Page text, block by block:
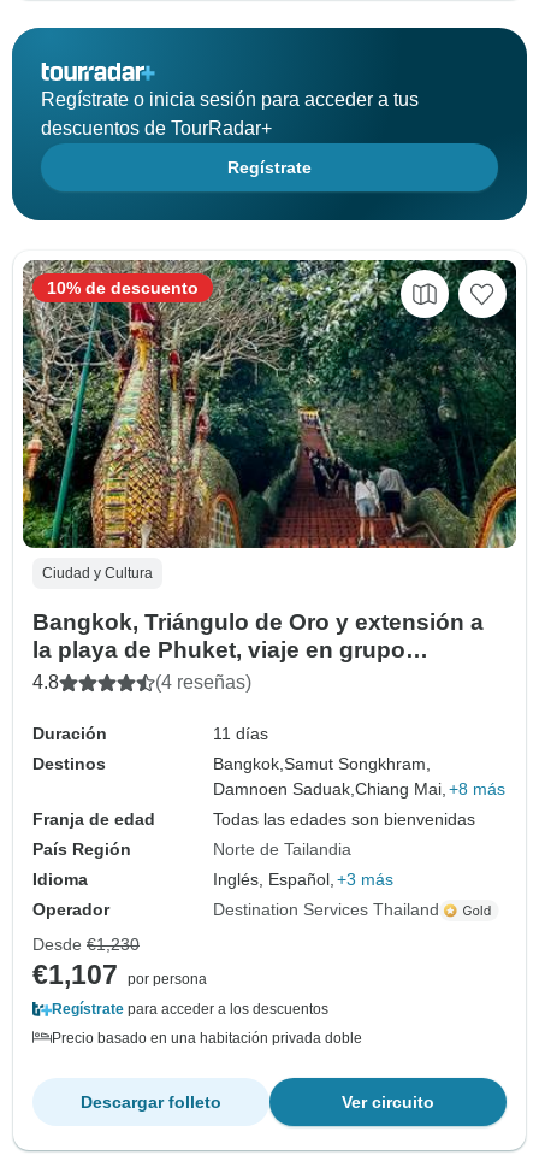
Regístrate o inicia sesión para acceder a tus
descuentos de TourRadar+
Regístrate
Ciudad y Cultura
Bangkok, Triángulo de Oro y extensión a
la playa de Phuket, viaje en grupo
reducido
4.8 (4 reseñas)
Duración
11 días
Destinos
Bangkok,Samut Songkhram,
Damnoen Saduak,Chiang Mai, +8 más
Franja de edad
Todas las edades son bienvenidas
País Región
Norte de Tailandia
Idioma
Inglés, Español, +3 más
Operador
Destination Services Thailand
10% de descuento
Desde €1,230
€1,107
por persona
Regístrate para acceder a los descuentos
Precio basado en una habitación privada doble
Ver circuito
Descargar folleto